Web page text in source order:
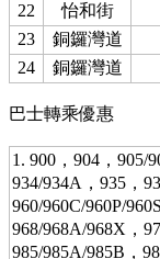
22
怡和街
23
銅鑼灣道
24
銅鑼灣道
巴士轉乘優惠
1. 900，904，905/
934/934A，935，
960/960C/960P/
968/968A/968X，
985/985A/985B，